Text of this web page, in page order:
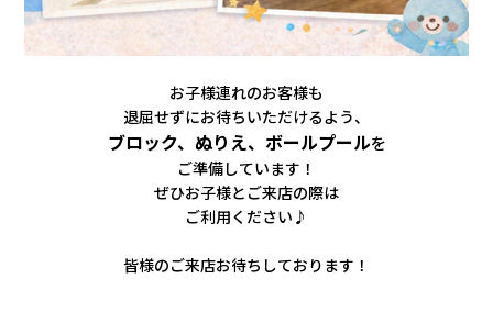
お子様連れのお客様も
退屈せずにお待ちいただけるよう、
ブロック、ぬりえ、ボールプールを
ご準備しています！
ぜひお子様とご来店の際は
ご利用ください♪
皆様のご来店お待ちしております！